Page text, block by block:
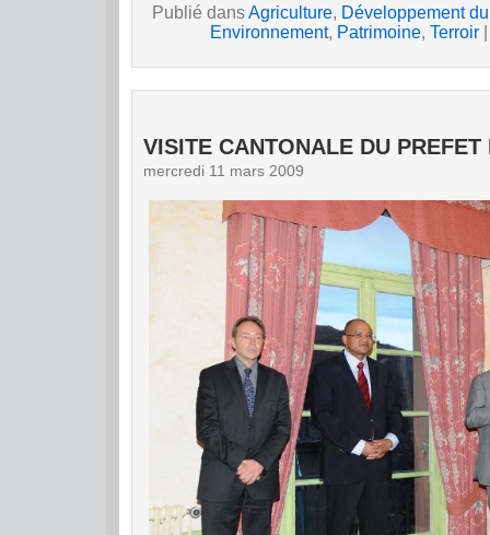
Publié dansAgriculture, Développement
Environnement, Patrimoine, Terroir
VISITE CANTONALE DU PREFET
mercredi 11 mars 2009